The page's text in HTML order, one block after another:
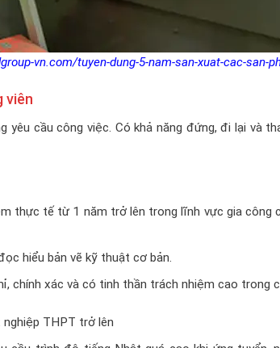
vn.com/tuyen-dung-5-nam-san-xuat-cac-san-
viên
yêu cầu công việc. Có khả năng đứng, đi lại và
thực tế từ 1 năm trở lên trong lĩnh vực gia công
hiểu bản vẽ kỹ thuật cơ bản.
chính xác và có tinh thần trách nhiệm cao trong
nghiệp THPT trở lên